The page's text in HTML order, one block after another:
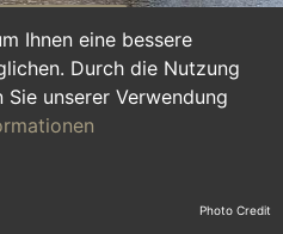
Ihnen eine bessere
Durch die Nutzung
unserer Verwendung
Ausbildung
Photo Credit